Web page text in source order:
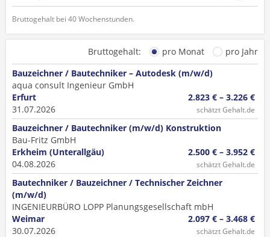
Bruttogehalt bei 40 Wochenstunden.
Bruttogehalt: pro Monat
pro Jahr
Bauzeichner / Bautechniker – Autodesk (m/w/d)
aqua consult Ingenieur GmbH
Erfurt
31.07.2026
2.823 € – 3.226 €
schätzt Gehalt.de
Bauzeichner / Bautechniker (m/w/d) Konstruktion
Bau-Fritz GmbH
Erkheim (Unterallgäu)
04.08.2026
2.500 € – 3.952 €
schätzt Gehalt.de
Bautechniker / Bauzeichner / Technischer Zeichner
(m/w/d)
INGENIEURBÜRO LOPP Planungsgesellschaft mbH
Weimar
30.07.2026
2.097 € – 3.468 €
schätzt Gehalt.de